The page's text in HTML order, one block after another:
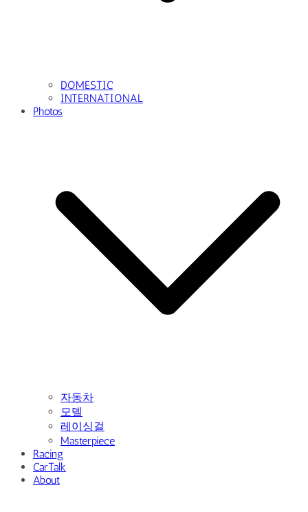
DOMESTIC
INTERNATIONAL
Photos
자동차
모델
레이싱걸
Masterpiece
Racing
CarTalk
About